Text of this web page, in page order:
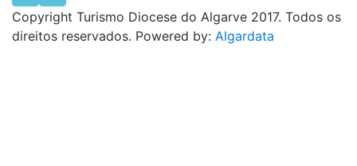
Copyright Turismo Diocese do Algarve 2017. Todos os
direitos reservados. Powered by: Algardata